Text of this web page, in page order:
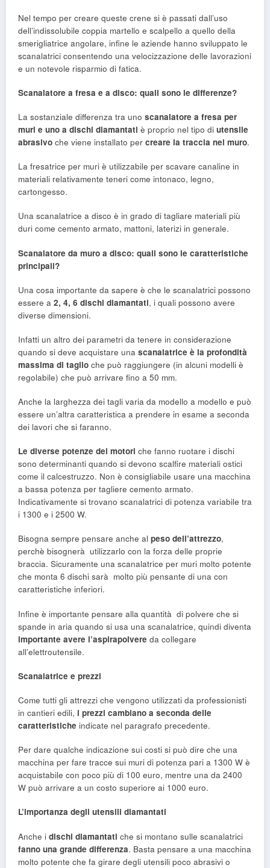
Nel tempo per creare queste crene si è passati dall’uso
dell’indissolubile coppia martello e scalpello a quello della
smerigliatrice angolare, infine le aziende hanno sviluppato le
scanalatrici consentendo una velocizzazione delle lavorazioni
e un notevole risparmio di fatica.
Scanalatore a fresa e a disco: quali sono le differenze?
La sostanziale differenza tra uno scanalatore a fresa per
muri e uno a dischi diamantati è proprio nel tipo di utensile
abrasivo che viene installato per creare la traccia nel muro.
La fresatrice per muri è utilizzabile per scavare canaline in
materiali relativamente teneri come intonaco, legno,
cartongesso.
Una scanalatrice a disco è in grado di tagliare materiali più
duri come cemento armato, mattoni, laterizi in generale.
Scanalatore da muro a disco: quali sono le caratteristiche
principali?
Una cosa importante da sapere è che le scanalatrici possono
essere a 2, 4, 6 dischi diamantati, i quali possono avere
diverse dimensioni.
Infatti un altro dei parametri da tenere in considerazione
quando si deve acquistare una scanalatrice è la profondità
massima di taglio che può raggiungere (in alcuni modelli è
regolabile) che può arrivare fino a 50 mm.
Anche la larghezza dei tagli varia da modello a modello e può
essere un’altra caratteristica a prendere in esame a seconda
dei lavori che si faranno.
Le diverse potenze dei motori che fanno ruotare i dischi
sono determinanti quando si devono scalfire materiali ostici
come il calcestruzzo. Non è consigliabile usare una macchina
a bassa potenza per tagliere cemento armato.
Indicativamente si trovano scanalatrici di potenza variabile tra
i 1300 e i 2500 W.
Bisogna sempre pensare anche al peso dell’attrezzo,
perchè bisognerà utilizzarlo con la forza delle proprie
braccia. Sicuramente una scanalatrice per muri molto potente
che monta 6 dischi sarà molto più pensante di una con
caratteristiche inferiori.
Infine è importante pensare alla quantità di polvere che si
spande in aria quando si usa una scanalatrice, quindi diventa
importante avere l’aspirapolvere da collegare
all’elettroutensile.
Scanalatrice e prezzi
Come tutti gli attrezzi che vengono utilizzati da professionisti
in cantieri edili, i prezzi cambiano a seconda delle
caratteristiche indicate nel paragrafo precedente.
Per dare qualche indicazione sui costi si può dire che una
macchina per fare tracce sui muri di potenza pari a 1300 W è
acquistabile con poco più di 100 euro, mentre una da 2400
W può arrivare a un costo superiore ai 1000 euro.
L’importanza degli utensili diamantati
Anche i dischi diamantati che si montano sulle scanalatrici
fanno una grande differenza. Basta pensare a una macchina
molto potente che fa girare degli utensili poco abrasivi o